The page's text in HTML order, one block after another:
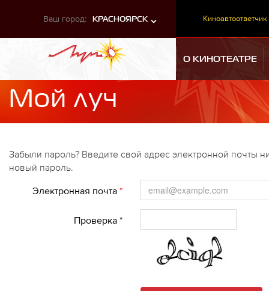
Ваш город: КРАСНОЯРСК Киноавтоответчик
О КИНОТЕАТРЕ
Мой луч
Забыли пароль? Введите свой адрес электронной почты
новый пароль.
Электронная почта*
Проверка *